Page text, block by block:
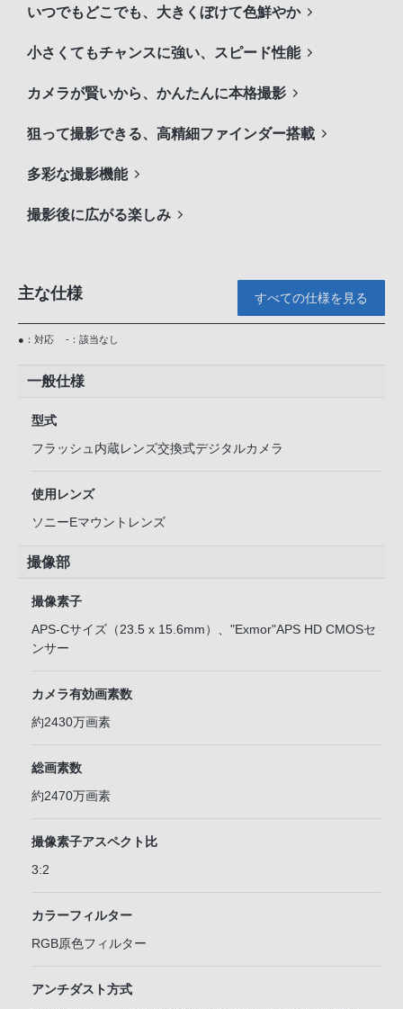
いつでもどこでも、大きくぼけて色鮮やか
小さくてもチャンスに強い、スピード性能
カメラが賢いから、かんたんに本格撮影
狙って撮影できる、高精細ファインダー搭載
多彩な撮影機能
撮影後に広がる楽しみ
主な仕様 すべての仕様を見る
●：対応 -：該当なし
一般仕様
型式
フラッシュ内蔵レンズ交換式デジタルカメラ
使用レンズ
ソニーEマウントレンズ
撮像部
撮像素子
APS-Cサイズ（23.5 x 15.6mm）、"Exmor"APS HD CMOSセ
ンサー
カメラ有効画素数
約2430万画素
総画素数
約2470万画素
撮像素子アスペクト比
3:2
カラーフィルター
RGB原色フィルター
アンチダスト方式